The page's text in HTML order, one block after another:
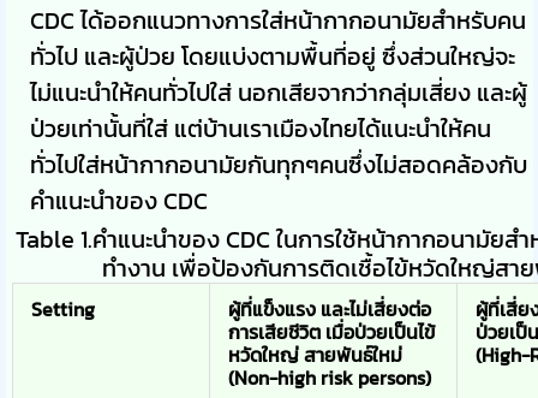
CDC ได้ออกแนวทางการใส่หน้ากากอนามัยสำหรับคน
ทั่วไป และผู้ป่วย โดยแบ่งตามพื้นที่อยู่ ซึ่งส่วนใหญ่จะ
ไม่แนะนำให้คนทั่วไปใส่ นอกเสียจากว่ากลุ่มเสี่ยง และผู้
ป่วยเท่านั้นที่ใส่ แต่บ้านเราเมืองไทยได้แนะนำให้คน
ทั่วไปใส่หน้ากากอนามัยกันทุกๆคนซึ่งไม่สอดคล้องกับ
คำแนะนำของ CDC
Table 1.คำแนะนำของ CDC ในการใช้หน้ากากอนามัยส
ทำงาน เพื่อป้องกันการติดเชื้อไข้หวัดใหญ่สา
Setting ผู้ที่แข็งแรง และไม่เสี่ยงต่อ
การเสียชีวิต เมื่อป่วยเป็นไข้
หวัดใหญ่ สายพันธ์ใหม่
(Non-high risk persons)
ผู้ที่เสี่ย
ป่วยเป็
(High-